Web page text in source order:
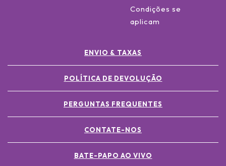
Condições se
aplicam
ENVIO & TAXAS
POLÍTICA DE DEVOLUÇÃO
PERGUNTAS FREQUENTES
CONTATE-NOS
BATE-PAPO AO VIVO